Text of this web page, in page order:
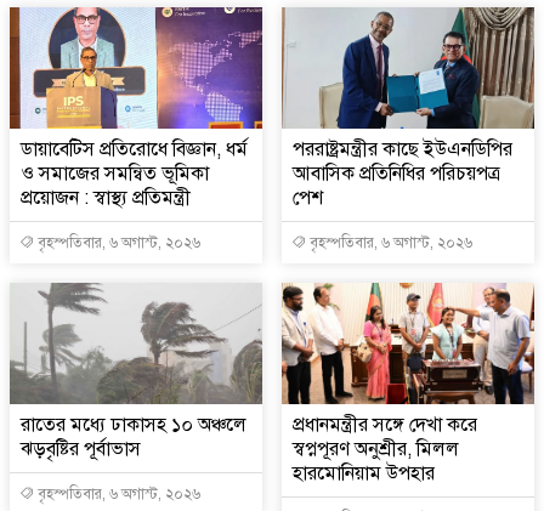
ডায়াবেটিস প্রতিরোধে বিজ্ঞান, ধর্ম
ও সমাজের সমন্বিত ভূমিকা
প্রয়োজন : স্বাস্থ্য প্রতিমন্ত্রী
বৃহস্পতিবার, ৬ অগাস্ট, ২০২৬
পররাষ্ট্রমন্ত্রীর কা‌ছে ইউএনডিপির
আবাসিক প্রতিনিধির পরিচয়পত্র
পেশ
বৃহস্পতিবার, ৬ অগাস্ট, ২০২৬
রাতের মধ্যে ঢাকাসহ ১০ অঞ্চলে
ঝড়বৃষ্টির পূর্বাভাস
বৃহস্পতিবার, ৬ অগাস্ট, ২০২৬
প্রধানমন্ত্রীর সঙ্গে দেখা করে
স্বপ্নপূরণ অনুশ্রীর, মিলল
হারমোনিয়াম উপহার